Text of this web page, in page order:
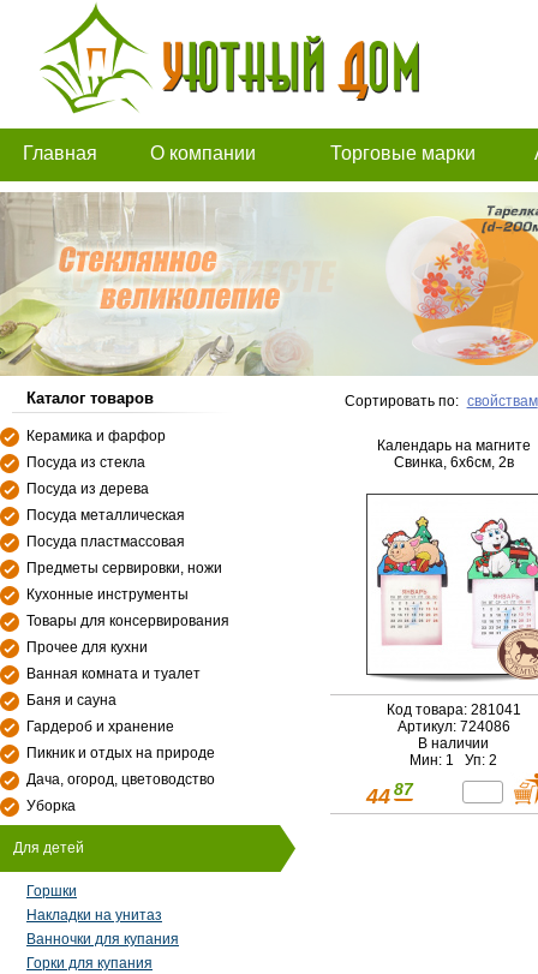
Главная О компании Торговые марки
Каталог товаров
Керамика и фарфор
Посуда из стекла
Посуда из дерева
Посуда металлическая
Посуда пластмассовая
Предметы сервировки, ножи
Кухонные инструменты
Товары для консервирования
Прочее для кухни
Ванная комната и туалет
Баня и сауна
Гардероб и хранение
Пикник и отдых на природе
Дача, огород, цветоводство
Уборка
Для детей
Горшки
Накладки на унитаз
Ванночки для купания
Горки для купания
Сортировать по: свойствам
Календарь на магните
Свинка, 6х6см, 2в
Код товара: 281041
Артикул: 724086
В наличии
Мин: 1 Уп: 2
44 87